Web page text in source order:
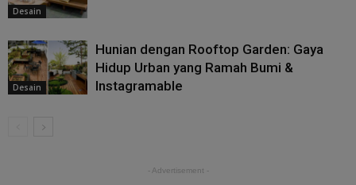
Desain
Desain
Hunian dengan Rooftop Garden: Gaya
Hidup Urban yang Ramah Bumi &
Instagramable
- Advertisement -